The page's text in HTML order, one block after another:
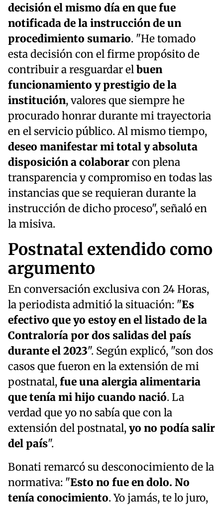
decisión el mismo día en que fue
notificada de la instrucción de un
procedimiento sumario. "He tomado
esta decisión con el firme propósito de
contribuir a resguardar elbuen
funcionamiento y prestigio de la
institución, valores que siempre he
procurado honrar durante mi trayectoria
en el servicio público. Al mismo tiempo,
deseo manifestar mi total y absoluta
disposición a colaborarcon plena
transparencia y compromiso en todas las
instancias que se requieran durante la
instrucción de dicho proceso", señaló en
la misiva.
Postnatal extendido como
argumento
En conversación exclusiva con 24 Horas,
la periodista admitió la situación: "Es
efectivo que yo estoy en el listado de la
Contraloría por dos salidas del país
durante el 2023". Según explicó, "son dos
casos que fueron en la extensión de mi
postnatal,fue una alergia alimentaria
que tenía mi hijo cuando nació. La
verdad que yo no sabía que con la
extensión del postnatal,yo no podía salir
del país".
Bonati remarcó su desconocimiento de la
normativa: "Esto no fue en dolo. No
tenía conocimiento. Yo jamás, te lo juro,